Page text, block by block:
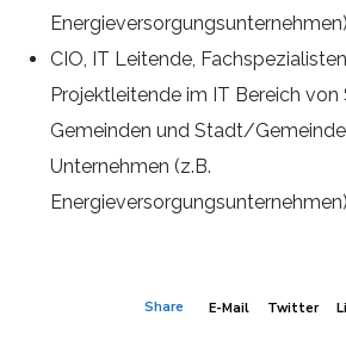
Energieversorgungsunternehmen)
CIO, IT Leitende,
Projektleitende im IT Bereich
Gemeinden und Stadt/
Unternehmen (z.B.
Energieversorgungsunternehmen)
Share E-Mail Twitter